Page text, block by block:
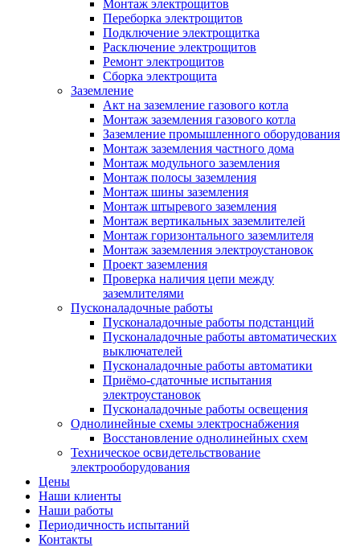
Монтаж электрощитов
Переборка электрощитов
Подключение электрощитка
Расключение электрощитов
Ремонт электрощитов
Сборка электрощита
Заземление
Акт на заземление газового котла
Монтаж заземления газового котла
Заземление промышленного оборудования
Монтаж заземления частного дома
Монтаж модульного заземления
Монтаж полосы заземления
Монтаж шины заземления
Монтаж штыревого заземления
Монтаж вертикальных заземлителей
Монтаж горизонтального заземлителя
Монтаж заземления электроустановок
Проект заземления
Проверка наличия цепи между
заземлителями
Пусконаладочные работы
Пусконаладочные работы подстанций
Пусконаладочные работы автоматических
выключателей
Пусконаладочные работы автоматики
Приёмо-сдаточные испытания
электроустановок
Пусконаладочные работы освещения
Однолинейные схемы электроснабжения
Восстановление однолинейных схем
Техническое освидетельствование
электрооборудования
Цены
Наши клиенты
Наши работы
Периодичность испытаний
Контакты